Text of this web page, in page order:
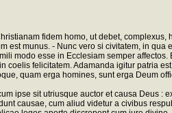
fidem homo, ut debet, complexus,
est munus. - Nunc vero si civitatem, in qua
modo esse in Ecclesiam semper affectos.
felicitatem. Adamanda igitur patria
quam erga homines, sunt erga Deum
ipse sit utriusque auctor et causa Deus :
causae, cum aliud videtur a civibus